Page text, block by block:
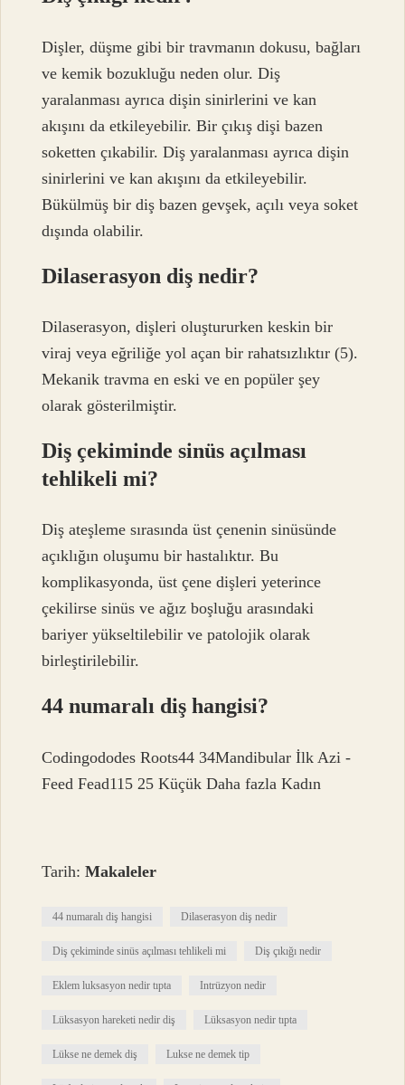
Dişler, düşme gibi bir travmanın dokusu, bağları
ve kemik bozukluğu neden olur. Diş
yaralanması ayrıca dişin sinirlerini ve kan
akışını da etkileyebilir. Bir çıkış dişi bazen
soketten çıkabilir. Diş yaralanması ayrıca dişin
sinirlerini ve kan akışını da etkileyebilir.
Bükülmüş bir diş bazen gevşek, açılı veya soket
dışında olabilir.
Dilaserasyon diş nedir?
Dilaserasyon, dişleri oluştururken keskin bir
viraj veya eğriliğe yol açan bir rahatsızlıktır (5).
Mekanik travma en eski ve en popüler şey
olarak gösterilmiştir.
Diş çekiminde sinüs açılması
tehlikeli mi?
Diş ateşleme sırasında üst çenenin sinüsünde
açıklığın oluşumu bir hastalıktır. Bu
komplikasyonda, üst çene dişleri yeterince
çekilirse sinüs ve ağız boşluğu arasındaki
bariyer yükseltilebilir ve patolojik olarak
birleştirilebilir.
44 numaralı diş hangisi?
Codingododes Roots44 34Mandibular İlk Azi -
Feed Fead115 25 Küçük Daha fazla Kadın
Tarih:Makaleler
44 numaralı diş hangisi Dilaserasyon diş nedir
Diş çekiminde sinüs açılması tehlikeli mi Diş çıkığı nedir
Eklem luksasyon nedir tıpta Intrüzyon nedir
Lüksasyon hareketi nedir diş Lüksasyon nedir tıpta
Lükse ne demek diş Lukse ne demek tip